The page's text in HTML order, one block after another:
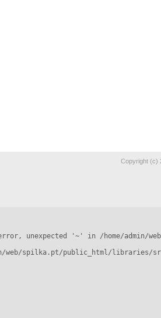
Copyright (c)
unexpected '~' in /home/admin/
web/spilka.pt/public_html/libraries/